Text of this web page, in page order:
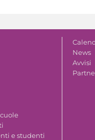
e studenti
News
Avvisi